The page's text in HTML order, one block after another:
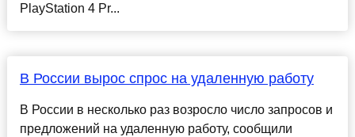
PlayStation 4 Pr...
В России вырос спрос на удаленную работу
В России в несколько раз возросло число запросов и
предложений на удаленную работу, сообщили